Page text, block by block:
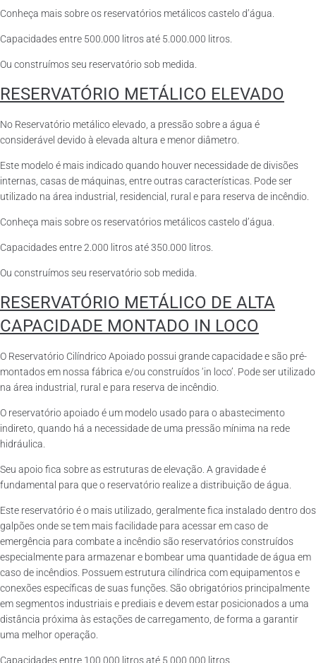
Conheça mais sobre os reservatórios metálicos castelo d’água.
Capacidades entre 500.000 litros até 5.000.000 litros.
Ou construímos seu reservatório sob medida.
RESERVATÓRIO METÁLICO ELEVADO
No Reservatório metálico elevado, a pressão sobre a água é
considerável devido à elevada altura e menor diâmetro.
Este modelo é mais indicado quando houver necessidade de divisões
internas, casas de máquinas, entre outras características. Pode ser
utilizado na área industrial, residencial, rural e para reserva de incêndio.
Conheça mais sobre os reservatórios metálicos castelo d’água.
Capacidades entre 2.000 litros até 350.000 litros.
Ou construímos seu reservatório sob medida.
RESERVATÓRIO METÁLICO DE ALTA
CAPACIDADE MONTADO IN LOCO
O Reservatório Cilíndrico Apoiado possui grande capacidade e são pré-
montados em nossa fábrica e/ou construídos ‘in loco’. Pode ser utilizado
na área industrial, rural e para reserva de incêndio.
O reservatório apoiado é um modelo usado para o abastecimento
indireto, quando há a necessidade de uma pressão mínima na rede
hidráulica.
Seu apoio fica sobre as estruturas de elevação. A gravidade é
fundamental para que o reservatório realize a distribuição de água.
Este reservatório é o mais utilizado, geralmente fica instalado dentro dos
galpões onde se tem mais facilidade para acessar em caso de
emergência para combate a incêndio são reservatórios construídos
especialmente para armazenar e bombear uma quantidade de água em
caso de incêndios. Possuem estrutura cilíndrica com equipamentos e
conexões específicas de suas funções. São obrigatórios principalmente
em segmentos industriais e prediais e devem estar posicionados a uma
distância próxima às estações de carregamento, de forma a garantir
uma melhor operação.
Capacidades entre 100.000 litros até 5.000.000 litros.